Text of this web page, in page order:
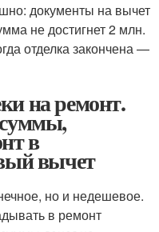
документы на вычет
не достигнет 2 млн.
отделка закончена —
на ремонт.
в
вычет
но и недешевое.
в ремонт